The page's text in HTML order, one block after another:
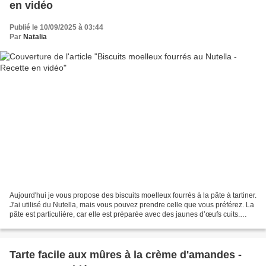
en vidéo
Publié le 10/09/2025 à 03:44
Par Natalia
Aujourd'hui je vous propose des biscuits moelleux fourrés à la pâte à tartiner.
J'ai utilisé du Nutella, mais vous pouvez prendre celle que vous préférez. La
pâte est particulière, car elle est préparée avec des jaunes d’œufs cuits.
Tarte facile aux mûres à la crème d'amandes -